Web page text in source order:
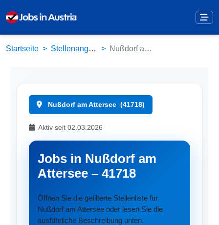
Startseite Stellenangebote Nußdorf am Attersee (41718)
Nußdorf am Attersee (41718)
Aktiv seit 02.03.2026
Jobs in Nußdorf am
Attersee – 41718
Öffnen Sie die gefilterte Stellenliste für
Nußdorf am Attersee oder lesen Sie die
ausführliche Beschreibung unten.